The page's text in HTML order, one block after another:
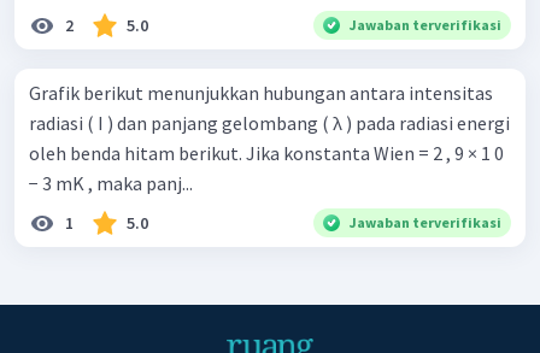
2 5.0 Jawaban terverifikasi
Grafik berikut menunjukkan hubungan antara intensitas
radiasi ( I ) dan panjang gelombang ( λ ) pada radiasi energi
oleh benda hitam berikut. Jika konstanta Wien = 2 , 9 × 1 0
− 3 mK , maka panj...
1 5.0 Jawaban terverifikasi